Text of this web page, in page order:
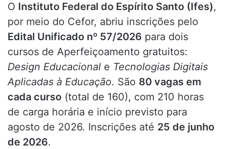
O Instituto Federal do Espírito Santo (Ifes),
por meio do Cefor, abriu inscrições pelo
Edital Unificado nº 57/2026 para dois
cursos de Aperfeiçoamento gratuitos:
Design Educacional e Tecnologias Digitais
Aplicadas à Educação. São 80 vagas em
cada curso (total de 160), com 210 horas
de carga horária e início previsto para
agosto de 2026. Inscrições até 25 de junho
de 2026.